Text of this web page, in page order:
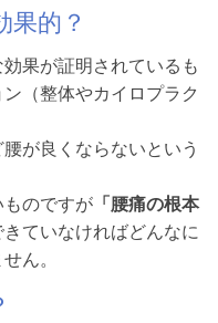
的？
果が証明されているも
（整体やカイロプラク
が良くならないという
のですが 「腰痛の根本
ていなければどんなに
ん。